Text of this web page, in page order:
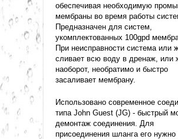
обеспечивая необходимую
мембраны во время работы
Предназначен для систем,
укомплектованных 100gpd
При неисправности система или
сливает всю воду в дренаж, или
наоборот, необратимо и быстро
засаливает мембрану.
Использовано современное
типа John Guest (JG) - быстрый
демонтаж соединения. Для
присоединения шланга его нужно